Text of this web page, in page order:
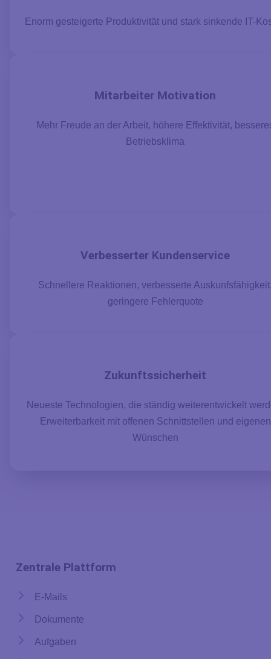
Enorm gesteigerte Produktivität und stark sinkende IT-
Mitarbeiter Motivation
Mehr Freude an der Arbeit, höhere Effektivität,
Betriebsklima
Verbesserter Kundenservice
Schnellere Reaktionen, verbesserte
geringere Fehlerquote
Zukunftssicherheit
Neueste Technologien, die ständig weiterentwickelt
Erweiterbarkeit mit offenen Schnittstellen und eigenen
Wünschen
Zentrale Plattform
E-Mails
Dokumente
Aufgaben